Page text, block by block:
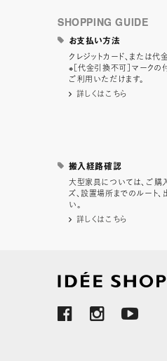
SHOPPING GUIDE
お支払い方法
クレジットカード、または
※［代金引換不可］マークの
ご利用いただけます。
詳しくはこちら
搬入経路確認
大型家具については、ご購
ズ、設置場所までのルート
い。
詳しくはこちら